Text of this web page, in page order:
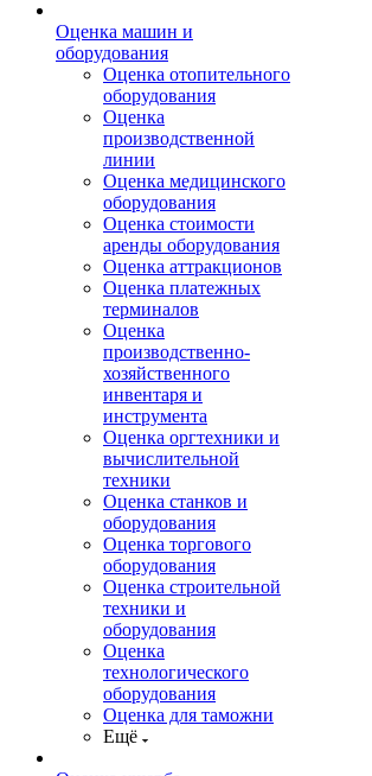
Оценка машин и
оборудования
Оценка отопительного
оборудования
Оценка
производственной
линии
Оценка медицинского
оборудования
Оценка стоимости
аренды оборудования
Оценка аттракционов
Оценка платежных
терминалов
Оценка
производственно-
хозяйственного
инвентаря и
инструмента
Оценка оргтехники и
вычислительной
техники
Оценка станков и
оборудования
Оценка торгового
оборудования
Оценка строительной
техники и
оборудования
Оценка
технологического
оборудования
Оценка для таможни
Ещё